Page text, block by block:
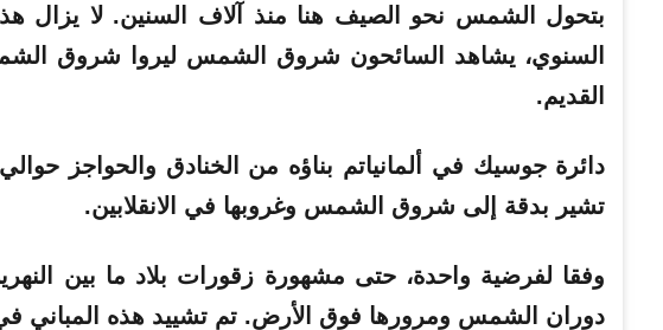
بتحول الشمس نحو الصيف هنا منذ آلاف السنين. لا يزال
السنوي، يشاهد السائحون شروق الشمس ليروا شروق
القديم.
دائرة جوسيك في ألمانيا
تشير بدقة إلى شروق الشمس وغروبها في الانقلابين.
وفقا لفرضية واحدة، حتى مشهورة زقورات بلاد ما بين
دوران الشمس ومرورها فوق الأرض. تم تشييد هذه المباني في